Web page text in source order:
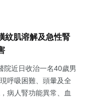
紋肌溶解及急性腎
院近日收治一名40歲男
呼吸困難、頭暈及全
病人腎功能異常、血